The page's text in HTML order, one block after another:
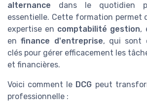
alternance dans le quotidien
essentielle. Cette formation permet
expertise en comptabilité gestion,
enfinance d'entreprise, qui sont
clés pour gérer efficacement les
et financières.
Voici comment le DCG peut
professionnelle :